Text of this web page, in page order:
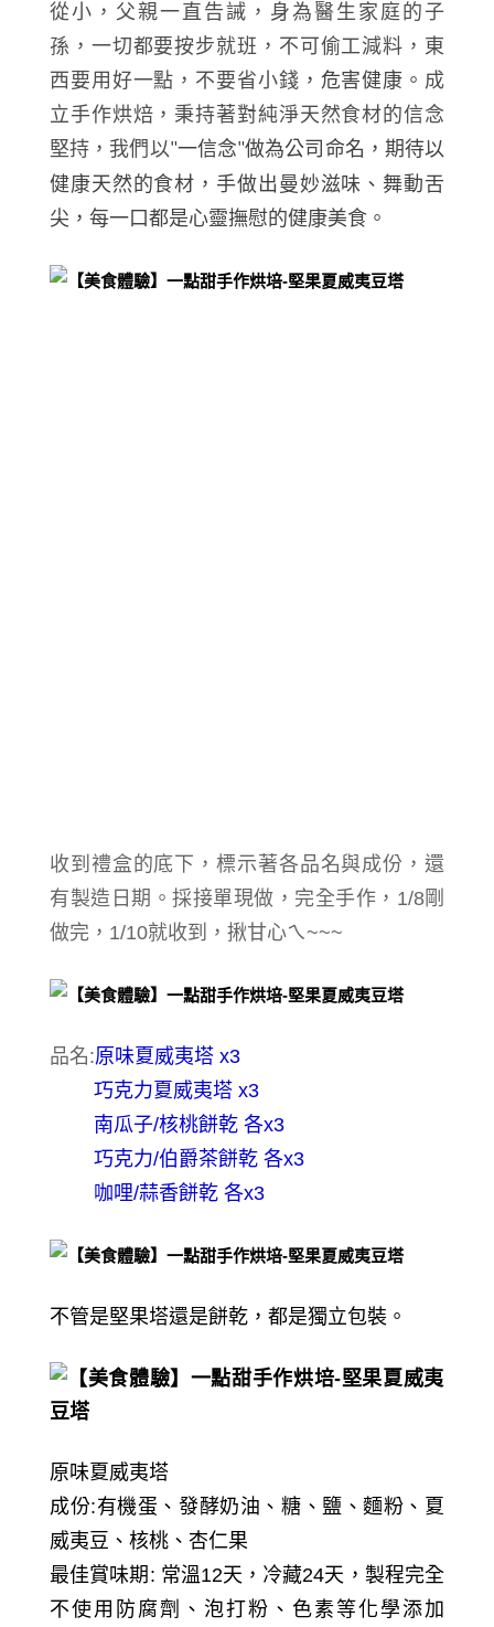
從小，父親一直告誡，身為醫生家庭的子
孫，一切都要按步就班，不可偷工減料，東
西要用好一點，不要省小錢 ，危害健康。 成
立手作烘焙，秉持著對純淨天然食材的信念
堅持，我們以"一信念"做為公司命名，期待以
健康天然的食材，手做出曼妙滋味、舞動舌
尖，每一口都是心靈撫慰的健康美食。
收到禮盒的底下，標示著各品名與成份，還
有製造日期。採接單現做，完全手作， 1/8剛
做完，1/10就收到，揪甘心ㄟ~~~
品名:原味夏威夷塔 x3
巧克力夏威夷塔 x3
南瓜子/核桃餅乾 各x3
巧克力/伯爵茶餅乾 各x3
咖哩/蒜香餅乾 各x3
不管是堅果塔還是餅乾，都是獨立包裝。
原味夏威夷塔
成份:有機蛋、發酵奶油、糖、鹽、麵粉、夏
威夷豆、核桃、杏仁果
最佳賞味期: 常溫12天，冷藏24天， 製程完全
不使用防腐劑、泡打粉、色素等化學添加